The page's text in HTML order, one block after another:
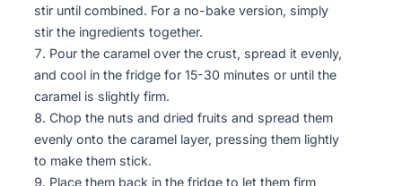
stir until combined. For a no-bake version, simply
stir the ingredients together.
Pour the caramel over the crust, spread it evenly,
and cool in the fridge for 15-30 minutes or until the
caramel is slightly firm.
Chop the nuts and dried fruits and spread them
evenly onto the caramel layer, pressing them lightly
to make them stick.
Place them back in the fridge to let them firm